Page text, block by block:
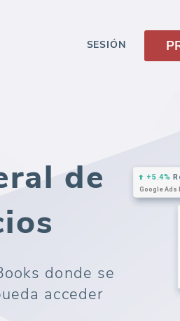
SESIÓN
de
donde se
acceder